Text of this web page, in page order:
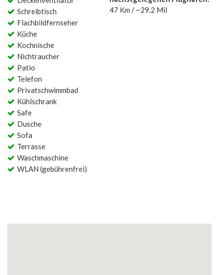
Schreibtisch
Flachbildfernseher
Küche
Kochnische
Nichtraucher
Patio
Telefon
Privatschwimmbad
Kühlschrank
Safe
Dusche
Sofa
Terrasse
Waschmaschine
WLAN (gebührenfrei)
47 Km / ~29.2 Mil